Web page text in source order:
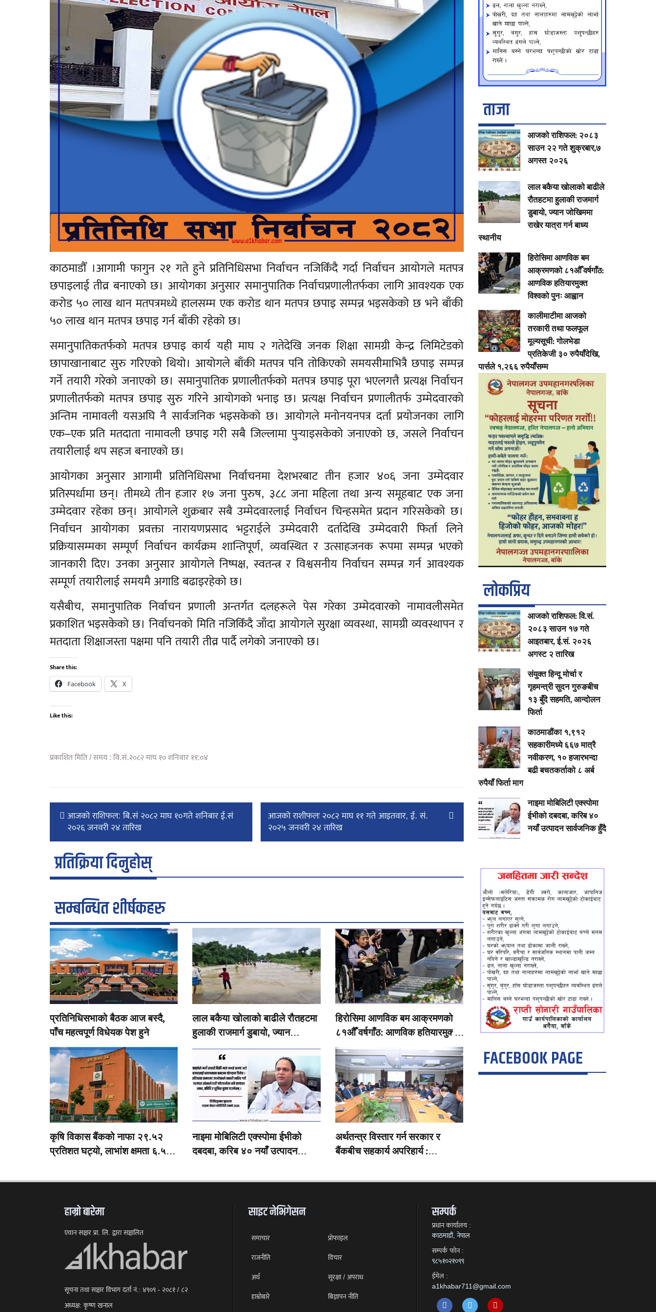
काठमाडौँ ।आगामी फागुन २१ गते हुने प्रतिनिधिसभा निर्वाचन नजिकिँदै गर्दा निर्वाचन आयोगले मतपत्र
छपाइलाई तीव्र बनाएको छ। आयोगका अनुसार समानुपातिक निर्वाचप्रणालीतर्फका लागि आवश्यक एक
करोड ५० लाख थान मतपत्रमध्ये हालसम्म एक करोड थान मतपत्र छपाइ सम्पन्न भइसकेको छ भने बाँकी
५० लाख थान मतपत्र छपाइ गर्न बाँकी रहेको छ।
समानुपातिकतर्फको मतपत्र छपाइ कार्य यही माघ २ गतेदेखि जनक शिक्षा सामग्री केन्द्र लिमिटेडको
छापाखानाबाट सुरु गरिएको थियो। आयोगले बाँकी मतपत्र पनि तोकिएको समयसीमाभित्रै छपाइ सम्पन्न
गर्ने तयारी गरेको जनाएको छ। समानुपातिक प्रणालीतर्फको मतपत्र छपाइ पूरा भएलगत्तै प्रत्यक्ष निर्वाचन
प्रणालीतर्फको मतपत्र छपाइ सुरु गरिने आयोगको भनाइ छ। प्रत्यक्ष निर्वाचन प्रणालीतर्फ उम्मेदवारको
अन्तिम नामावली यसअघि नै सार्वजनिक भइसकेको छ। आयोगले मनोनयनपत्र दर्ता प्रयोजनका लागि
एक–एक प्रति मतदाता नामावली छपाइ गरी सबै जिल्लामा पुर्‍याइसकेको जनाएको छ, जसले निर्वाचन
तयारीलाई थप सहज बनाएको छ।
आयोगका अनुसार आगामी प्रतिनिधिसभा निर्वाचनमा देशभरबाट तीन हजार ४०६ जना उम्मेदवार
प्रतिस्पर्धामा छन्। तीमध्ये तीन हजार १७ जना पुरुष, ३८८ जना महिला तथा अन्य समूहबाट एक जना
उम्मेदवार रहेका छन्। आयोगले शुक्रबार सबै उम्मेदवारलाई निर्वाचन चिन्हसमेत प्रदान गरिसकेको छ।
निर्वाचन आयोगका प्रवक्ता नारायणप्रसाद भट्टराईले उम्मेदवारी दर्तादेखि उम्मेदवारी फिर्ता लिने
प्रक्रियासम्मका सम्पूर्ण निर्वाचन कार्यक्रम शान्तिपूर्ण, व्यवस्थित र उत्साहजनक रूपमा सम्पन्न भएको
जानकारी दिए। उनका अनुसार आयोगले निष्पक्ष, स्वतन्त्र र विश्वसनीय निर्वाचन सम्पन्न गर्न आवश्यक
सम्पूर्ण तयारीलाई समयमै अगाडि बढाइरहेको छ।
यसैबीच, समानुपातिक निर्वाचन प्रणाली अन्तर्गत दलहरूले पेस गरेका उम्मेदवारको नामावलीसमेत
प्रकाशित भइसकेको छ। निर्वाचनको मिति नजिकिँदै जाँदा आयोगले सुरक्षा व्यवस्था, सामग्री व्यवस्थापन र
मतदाता शिक्षाजस्ता पक्षमा पनि तयारी तीव्र पार्दै लगेको जनाएको छ।
Share this:
Facebook X
Like this:
प्रकाशित मिति / समय : वि.सं.२०८२ माघ १० शनिवार ११:०४
आजको राशिफल: बि.सं २०८२ माघ १०गते शनिबार ई.सं
२०२६ जनवरी २४ तारिख
आजको राशीफलः २०८२ माघ ११ गते आइतवार, ई. सं.
२०२५ जनवरी २४ तारिख
प्रतिक्रिया दिनुहोस्
सम्बन्धित शीर्षकहरु
प्रतिनिधिसभाको बैठक आज बस्दै,
पाँच महत्वपूर्ण विधेयक पेश हुने
लाल बकैया खोलाको बाढीले रौतहटमा
हुलाकी राजमार्ग डुबायो, ज्यान
जोखिममा राखेर यात्रा गर्न बाध्य
स्थानीय
हिरोसिमा आणविक बम आक्रमणको
८१औँ वर्षगाँठ: आणविक हतियारमुक्त
विश्वको पुनः आह्वान
कृषि विकास बैंकको नाफा २९.५२
प्रतिशत घट्यो, लाभांश क्षमता ६.५४
नाइमा मोबिलिटी एक्स्पोमा ईभीको
दबदबा, करिब ४० नयाँ उत्पादन
अर्थतन्त्र विस्तार गर्न सरकार र
बैंकबीच सहकार्य अपरिहार्य :
ताजा
आजको राशिफल: २०८३
साउन २२ गते शुक्रबार,७
अगस्त २०२६
लाल बकैया खोलाको बाढीले
रौतहटमा हुलाकी राजमार्ग
डुबायो, ज्यान जोखिममा
राखेर यात्रा गर्न बाध्य
स्थानीय
हिरोसिमा आणविक बम
आक्रमणको ८१औँ वर्षगाँठ:
आणविक हतियारमुक्त
विश्वको पुनः आह्वान
कालीमाटीमा आजको
तरकारी तथा फलफूल
मूल्यसूची: गोलभेडा
प्रतिकेजी ३० रुपैयाँदेखि,
पार्सले १,२६६ रुपैयाँसम्म
लाेकप्रिय
आजको राशिफल: वि.सं.
२०८३ साउन १७ गते
आइतबार, ई.सं. २०२६
अगस्ट २ तारिख
संयुक्त हिन्दू मोर्चा र
गृहमन्त्री सुदन गुरुङबीच
१३ बुँदे सहमति, आन्दोलन
फिर्ता
काठमाडौंका १,९१२
सहकारीमध्ये ६६७ मात्रै
नवीकरण, १० हजारभन्दा
बढी बचतकर्ताको ८ अर्ब
रुपैयाँ फिर्ता माग
नाइमा मोबिलिटी एक्स्पोमा
ईभीको दबदबा, करिब ४०
नयाँ उत्पादन सार्वजनिक हुँदै
FACEBOOK PAGE
हाम्राे बारेमा
एवान सञ्चार प्रा. लि. द्वारा सञ्चालित
सूचना तथा सञ्चार विभाग दर्ता नं.: ४९०९ - २०८१ / ८२
अध्यक्ष: कृष्ण खनाल
साइट नेभिगेसन
समाचार प्राेफाइल
राजनीति विचार
अर्थ सूरक्षा / अपराध
हाम्रोबारे बिज्ञापन नीति
सम्पर्क
प्रधान कार्यालय :
काठमाडौं, नेपाल
सम्पर्क फाेन :
९८५१०२१०९९
ईमेल :
a1khabar711@gmail.com